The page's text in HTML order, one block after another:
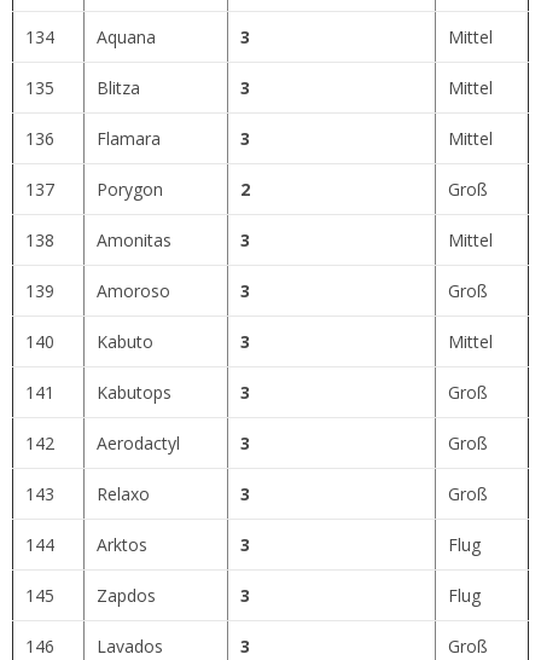
134 Aquana 3 Mittel
135 Blitza 3 Mittel
136 Flamara 3 Mittel
137 Porygon 2 Groß
138 Amonitas 3 Mittel
139 Amoroso 3 Groß
140 Kabuto 3 Mittel
141 Kabutops 3 Groß
142 Aerodactyl 3 Groß
143 Relaxo 3 Groß
144 Arktos 3 Flug
145 Zapdos 3 Flug
146 Lavados 3 Groß